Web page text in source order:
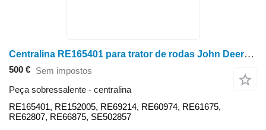
Centralina RE165401 para trator de rodas John Deere 8100, 8200, 8300, 8400
500 € Sem impostos
Peça sobressalente - centralina
RE165401, RE152005, RE69214, RE60974, RE61675,
RE62807, RE66875, SE502857